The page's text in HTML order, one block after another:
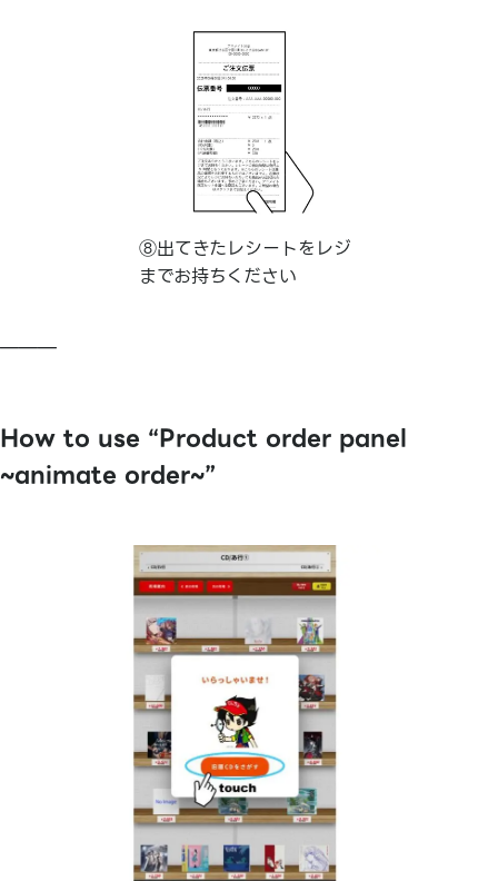
⑧出てきたレシートをレジ
までお持ちください
———
How to use “Product order panel
~animate order~”